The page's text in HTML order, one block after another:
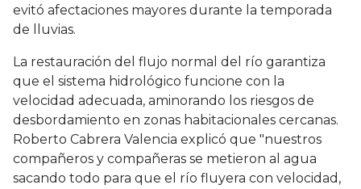
evitó afectaciones mayores durante la temporada
de lluvias.
La restauración del flujo normal del río garantiza
que el sistema hidrológico funcione con la
velocidad adecuada, aminorando los riesgos de
desbordamiento en zonas habitacionales cercanas.
Roberto Cabrera Valencia explicó que "nuestros
compañeros y compañeras se metieron al agua
sacando todo para que el río fluyera con velocidad,